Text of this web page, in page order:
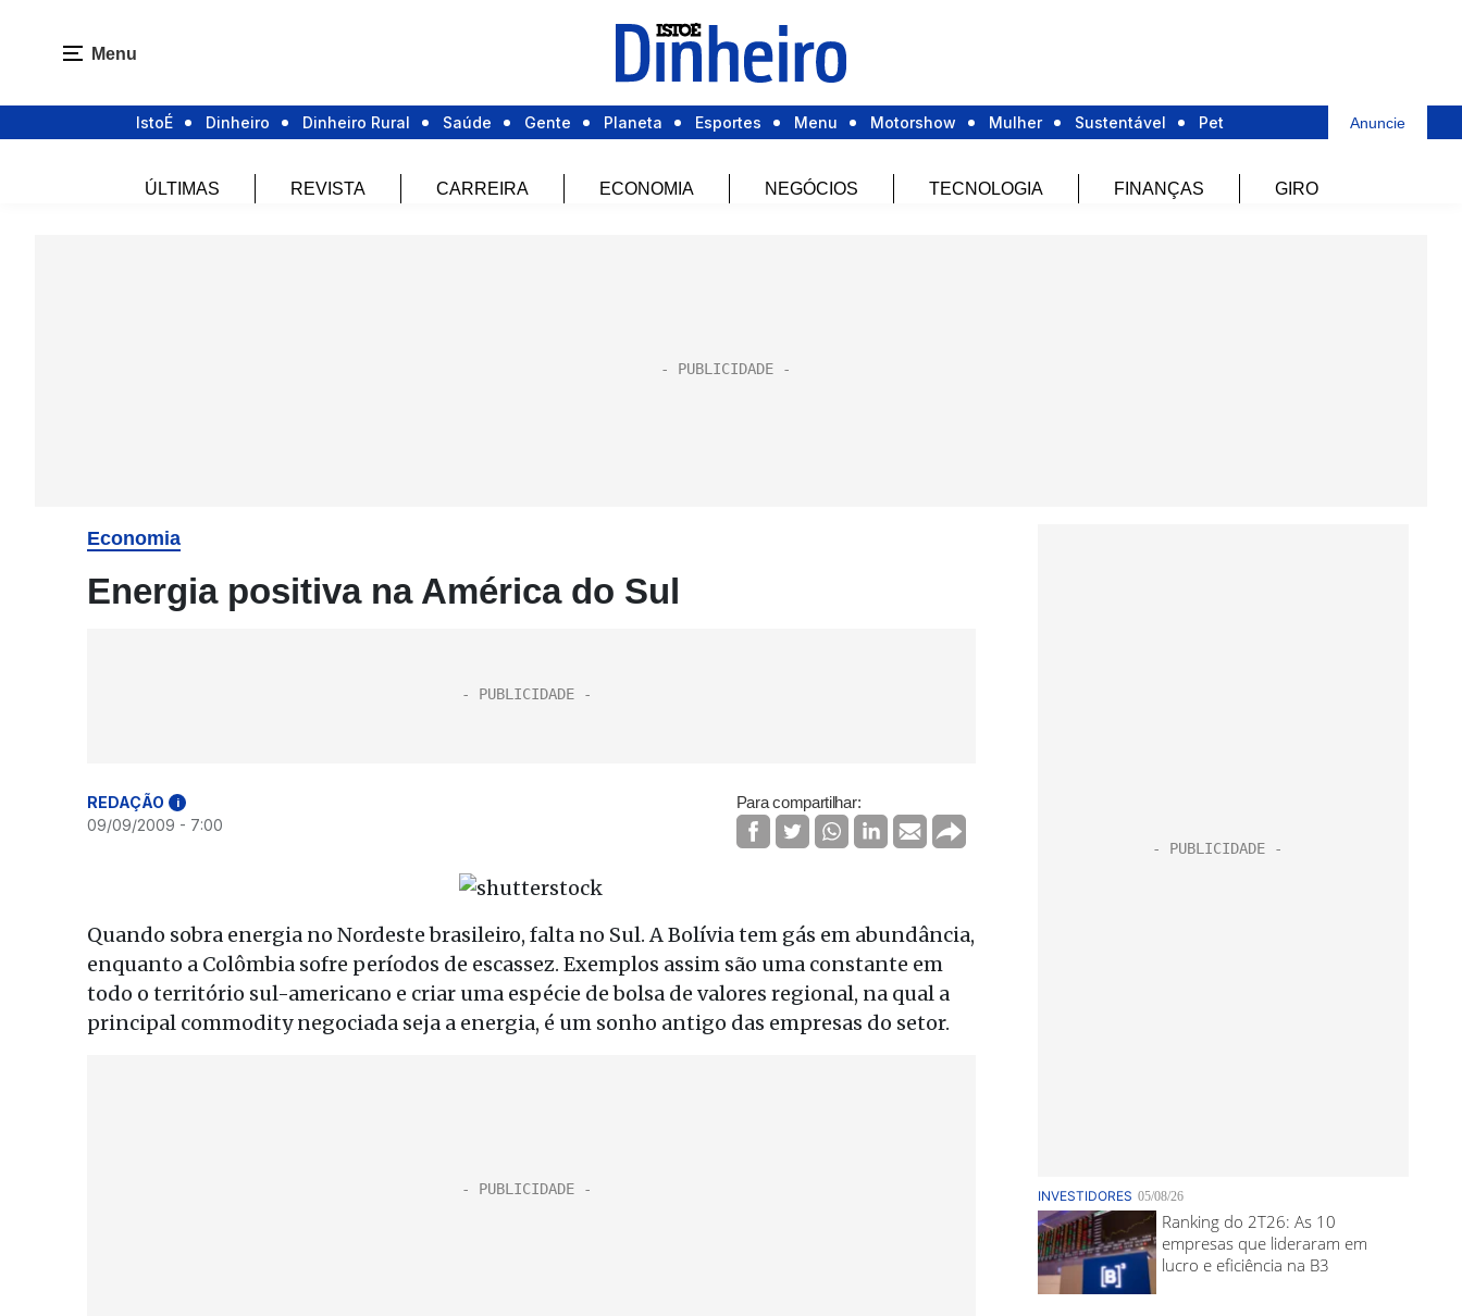
Menu
IstoÉ Dinheiro Dinheiro Rural Saúde Gente Planeta Esportes Menu Motorshow Mulher Sustentável Pet Anuncie
ÚLTIMAS REVISTA CARREIRA ECONOMIA NEGÓCIOS TECNOLOGIA FINANÇAS GIRO
Economia
Energia positiva na América do Sul
REDAÇÃO i
09/09/2009 - 7:00
Para compartilhar:
Quando sobra energia no Nordeste brasileiro, falta no Sul. A Bolívia tem gás em abundância,
enquanto a Colômbia sofre períodos de escassez. Exemplos assim são uma constante em
todo o território sul-americano e criar uma espécie de bolsa de valores regional, na qual a
principal commodity negociada seja a energia, é um sonho antigo das empresas do setor.